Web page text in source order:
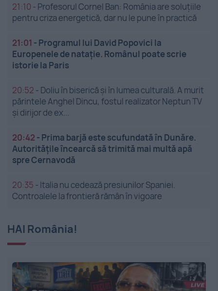
21:10 - Profesorul Cornel Ban: România are soluțiile
pentru criza energetică, dar nu le pune în practică
21:01 - Programul lui David Popovici la
Europenele de natație. Românul poate scrie
istorie la Paris
20:52 - Doliu în biserică și în lumea culturală. A murit
părintele Anghel Dincu, fostul realizator Neptun TV
și dirijor de ex...
20:42 - Prima barjă este scufundată în Dunăre.
Autoritățile încearcă să trimită mai multă apă
spre Cernavodă
20:35 - Italia nu cedează presiunilor Spaniei.
Controalele la frontieră rămân în vigoare
HAI România!